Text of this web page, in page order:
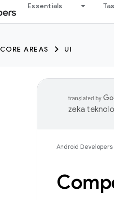
Essentials
CORE AREAS UI
zeka
Android Developers